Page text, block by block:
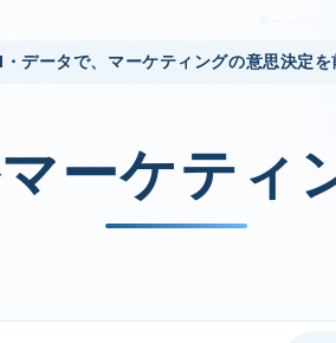
・データで、マーケティングの意思決定を
ーケティ